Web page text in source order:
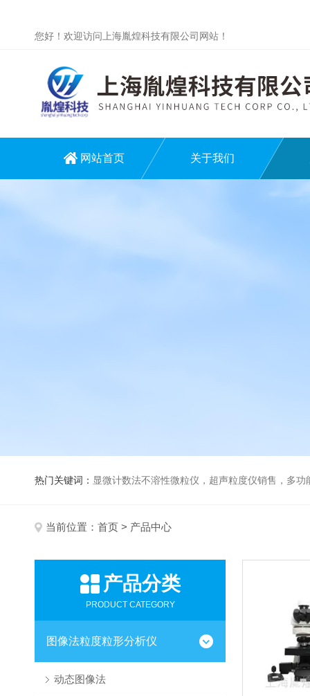
您好！欢迎访问上海胤煌科技有限公司网站！
网站首页 关于我们
热门关键词： 显微计数法不溶性微粒仪，超声粒度仪销售，多功能超声粒度分析仪，粒度及
当前位置： 首页 > 产品中心
产品分类
PRODUCT CATEGORY
图像法粒度粒形分析仪
动态图像法